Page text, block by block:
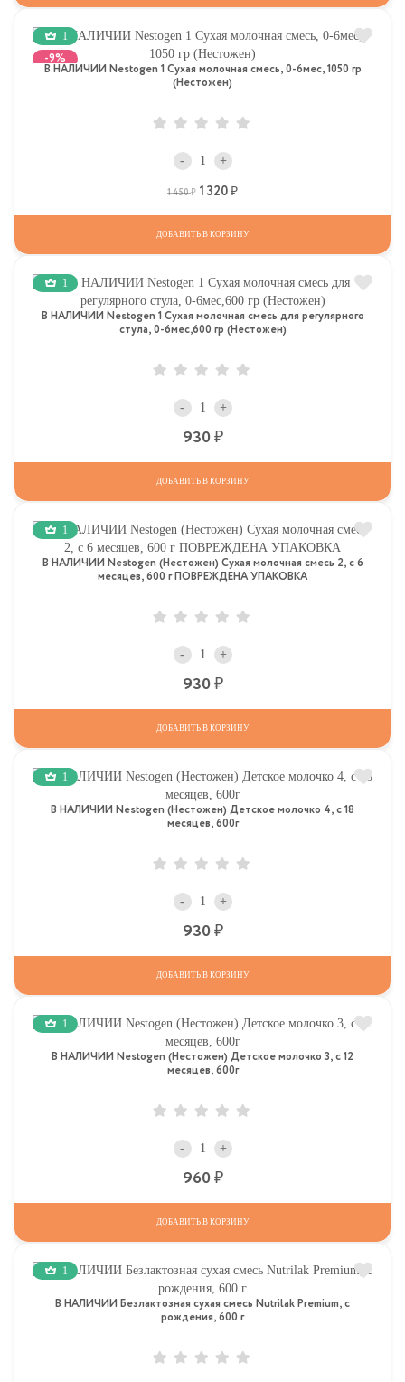
1
-9%
В НАЛИЧИИ Nestogen 1 Сухая молочная смесь, 0-6мес, 1050 гр
(Нестожен)
- +
1 450 Р 1 320 Р
ДОБАВИТЬ В КОРЗИНУ
1
В НАЛИЧИИ Nestogen 1 Сухая молочная смесь для регулярного
стула, 0-6мес,600 гр (Нестожен)
- +
930
ДОБАВИТЬ В КОРЗИНУ
1
В НАЛИЧИИ Nestogen (Нестожен) Сухая молочная смесь 2, c 6
месяцев, 600 г ПОВРЕЖДЕНА УПАКОВКА
- +
930
ДОБАВИТЬ В КОРЗИНУ
1
В НАЛИЧИИ Nestogen (Нестожен) Детское молочко 4, c 18
месяцев, 600г
- +
930
ДОБАВИТЬ В КОРЗИНУ
1
В НАЛИЧИИ Nestogen (Нестожен) Детское молочко 3, c 12
месяцев, 600г
- +
960
ДОБАВИТЬ В КОРЗИНУ
1
В НАЛИЧИИ Безлактозная сухая смесь Nutrilak Premium, с
рождения, 600 г